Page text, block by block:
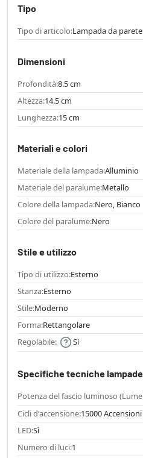
Tipo
Tipo di articolo:Lampada da
Dimensioni
Profondità:8.5 cm
Altezza:14.5 cm
Lunghezza:15 cm
Materiali e colori
Materiale della lampada:Alluminio
Materiale del paralume:Metallo
Colore della lampada:Nero, Bianco
Colore del paralume:Nero
Stile e utilizzo
Tipo di utilizzo:Esterno
Stanza:Esterno
Stile:Moderno
Forma:Rettangolare
Regolabile:
Sì
Specifiche tecniche
Potenza del fascio luminoso
Cicli d'accensione:15000 Accensioni
LED:Sì
Numero di luci:1